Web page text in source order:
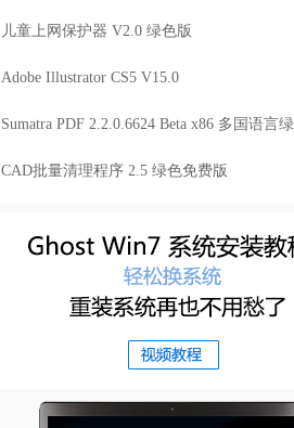
儿童上网保护器 V2.0 绿色版
Adobe Illustrator CS5 V15.0
Sumatra PDF 2.2.0.6624 Beta x86 多国语言
CAD批量清理程序 2.5 绿色免费版